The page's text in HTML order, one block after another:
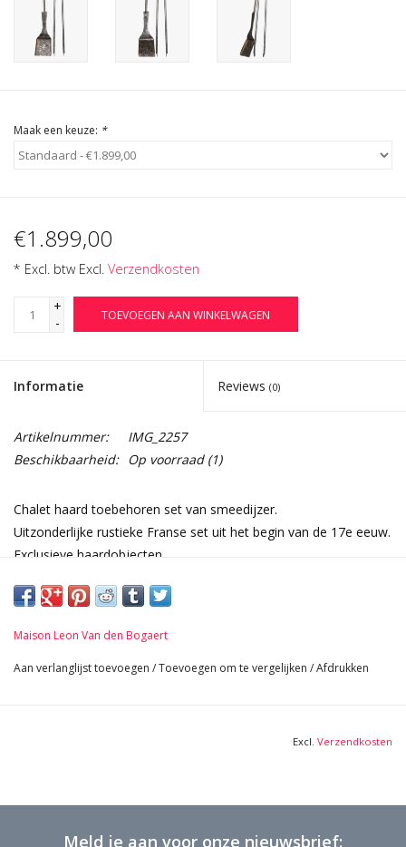
Login
Cadeau Bonnen
Maak een keuze: *
€1.899,00
* Excl. btw Excl. Verzendkosten
+
-
TOEVOEGEN AAN WINKELWAGEN
Informatie Reviews (0)
Artikelnummer:
IMG_2257
Beschikbaarheid: Op voorraad(1)
Chalet haard toebehoren set van smeedijzer.
Uitzonderlijke rustieke Franse set uit het begin van de 17e eeuw.
Exclusieve haardobjecten.
66 cm Hoogte 25,98 Inch
Maison Leon Van den Bogaert
Aan verlanglijst toevoegen /Toevoegen om te vergelijken /Afdrukken
Excl. Verzendkosten
Meld je aan voor onze nieuwsbrief: